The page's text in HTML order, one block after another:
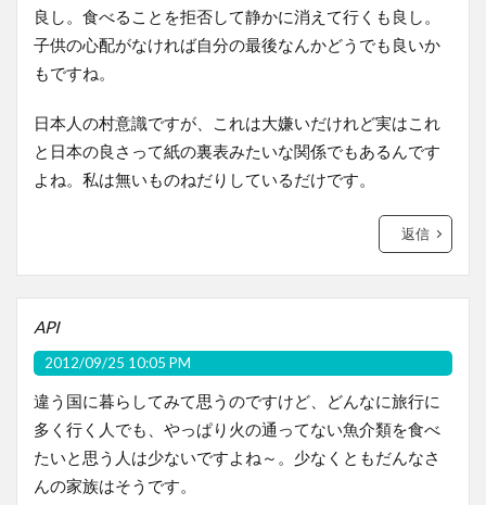
良し。食べることを拒否して静かに消えて行くも良し。
子供の心配がなければ自分の最後なんかどうでも良いか
もですね。
日本人の村意識ですが、これは大嫌いだけれど実はこれ
と日本の良さって紙の裏表みたいな関係でもあるんです
よね。私は無いものねだりしているだけです。
返信
API
2012/09/25 10:05 PM
違う国に暮らしてみて思うのですけど、どんなに旅行に
多く行く人でも、やっぱり火の通ってない魚介類を食べ
たいと思う人は少ないですよね～。少なくともだんなさ
んの家族はそうです。